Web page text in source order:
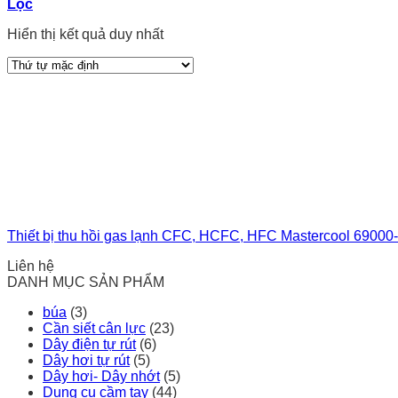
Lọc
Hiển thị kết quả duy nhất
Thiết bị thu hồi gas lạnh CFC, HCFC, HFC Mastercool
Liên hệ
DANH MỤC SẢN PHẨM
búa (3)
Cần siết cân lực (23)
Dây điện tự rút (6)
Dây hơi tự rút (5)
Dây hơi- Dây nhớt (5)
Dụng cụ cầm tay (44)